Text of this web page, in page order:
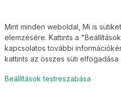
Mint minden weboldal, Mi is
elemzésére. Kattints a
kapcsolatos további
kattints az összes süti elfogadása
Beállítások testreszabása